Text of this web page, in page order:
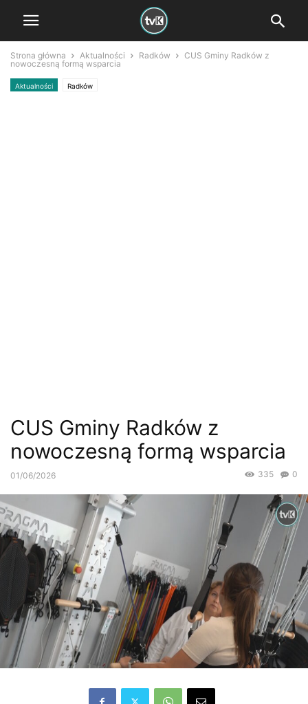
Strona główna Aktualności Radków
CUS Gminy Radków z
nowoczesną formą wsparcia
Aktualności Radków
CUS Gminy Radków z
nowoczesną formą wsparcia
01/06/2026 0
335